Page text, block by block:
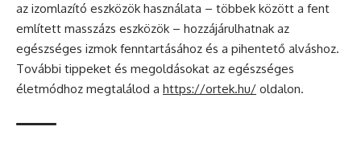
az izomlazító eszközök használata – többek között a fent
említett masszázs eszközök – hozzájárulhatnak az
egészséges izmok fenntartásához és a pihentető alváshoz.
További tippeket és megoldásokat az egészséges
életmódhoz megtalálod a https://ortek.hu/ oldalon.